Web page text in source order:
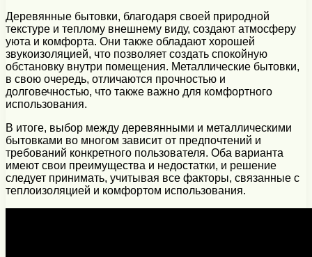
Деревянные бытовки, благодаря своей природной
текстуре и теплому внешнему виду, создают атмосферу
уюта и комфорта. Они также обладают хорошей
звукоизоляцией, что позволяет создать спокойную
обстановку внутри помещения. Металлические бытовки,
в свою очередь, отличаются прочностью и
долговечностью, что также важно для комфортного
использования.
В итоге, выбор между деревянными и металлическими
бытовками во многом зависит от предпочтений и
требований конкретного пользователя. Оба варианта
имеют свои преимущества и недостатки, и решение
следует принимать, учитывая все факторы, связанные с
теплоизоляцией и комфортом использования.